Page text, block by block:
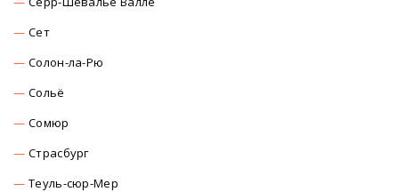
Сет
Солон-ла-Рю
Сольё
Сомюр
Страсбург
Теуль-сюр-Мер